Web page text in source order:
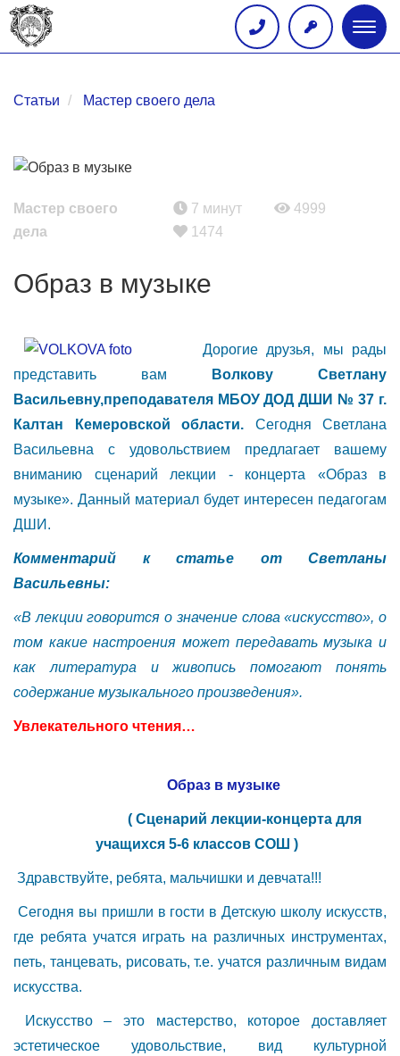
меню
Статьи Мастер своего дела
Мастер своего
дела
7 минут
4999
1474
Образ в музыке
Дорогие друзья, мы рады
представить вам
Волкову Светлану
Васильевну,преподавателя МБОУ ДОД ДШИ № 37 г.
Калтан Кемеровской области. Сегодня Светлана
Васильевна с удовольствием предлагает вашему
вниманию сценарий лекции - концерта «Образ в
музыке». Данный материал будет интересен педагогам
ДШИ.
Комментарий к статье от Светланы
Васильевны:
«В лекции говорится о значение слова «искусство», о
том какие настроения может передавать музыка и
как литература и живопись помогают понять
содержание музыкального произведения».
Увлекательного чтения…
Образ в музыке
( Сценарий лекции-концерта для
учащихся 5-6 классов СОШ )
Здравствуйте, ребята, мальчишки и девчата!!!
Сегодня вы пришли в гости в Детскую школу искусств,
где ребята учатся играть на различных инструментах,
петь, танцевать, рисовать, т.е. учатся различным видам
искусства.
Искусство – это мастерство, которое доставляет
эстетическое удовольствие, вид культурной